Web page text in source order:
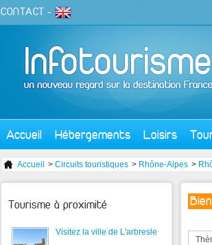
CONTACT -
Accueil Hébergements Loisirs
Accueil > Circuits touristiques > Rhône-Alpes >
Tourisme à proximité
Visitez la ville de L'arbresle